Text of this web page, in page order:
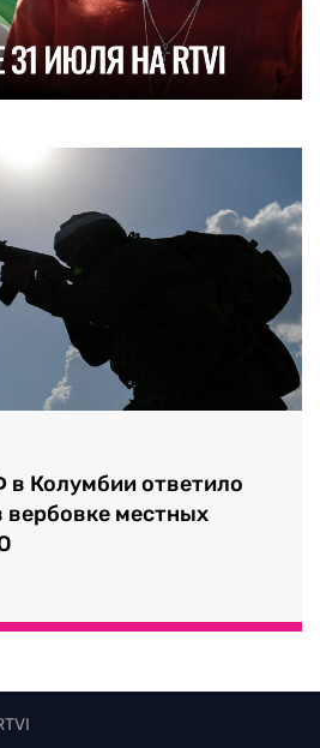
в Колумбии ответило
вербовке местных